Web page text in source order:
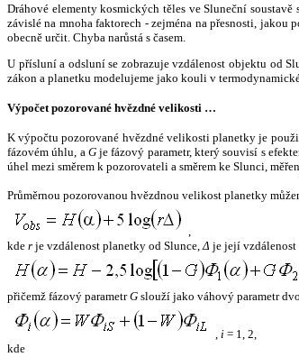
Dráhové elementy kosmických těles ve Sluneční
závislé na mnoha faktorech - zejména na přesnosti,
obecně určit. Chyba narůstá s časem.
U přísluní a odsluní se zobrazuje vzdálenost objektu od
zákon a planetku modelujeme jako kouli v
Výpočet pozorované hvězdné velikosti …
K výpočtu pozorované hvězdné velikosti planetky je
fázovém úhlu, a Gje fázový parametr, který souvisí s
úhel mezi směrem k pozorovateli a směrem ke Slunci,
Průměrnou pozorovanou hvězdnou velikost planetky
,
kde r je vzdálenost planetky od Slunce,Δ je její vzdálenost
přičemž fázový parametrG slouží jako váhový parametr
, i = 1, 2,
kde